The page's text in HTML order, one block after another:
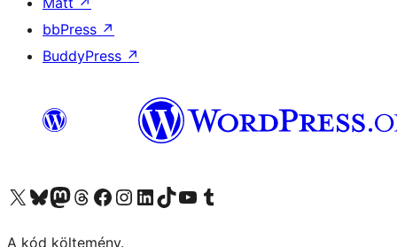
bbPress ↗
BuddyPress ↗
Visit our X (formerly Twitter) account
Visit our Bluesky account
Twitter csatornánk
Visit our Threads account
Facebook oldalunk megtekintése
Visit our Instagram account
Visit our LinkedIn account
Visit our TikTok account
Visit our YouTube channel
Visit our Tumblr account
A kód költemény.